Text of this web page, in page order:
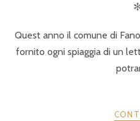
Quest anno il comune di
fornito ogni spiaggia di un